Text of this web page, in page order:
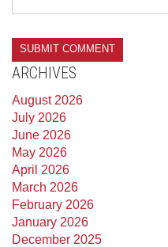
ARCHIVES
August 2026
July 2026
June 2026
May 2026
April 2026
March 2026
February 2026
January 2026
December 2025